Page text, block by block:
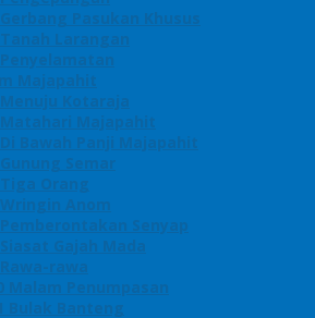
Pasukan Khusus
Larangan
Majapahit
Kotaraja
Matahari Majapahit
Bawah Panji Majapahit
Semar
Orang
Anom
Senyap
Gajah Mada
rawa
Malam Penumpasan
Bulak Banteng